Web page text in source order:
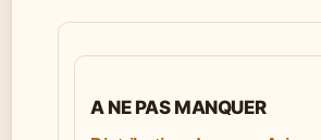
A NE PAS MANQUER